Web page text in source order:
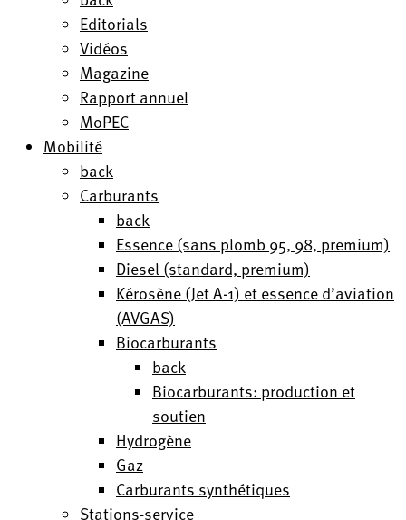
Editorials
Vidéos
Magazine
Rapport annuel
MoPEC
Mobilité
back
Carburants
back
Essence (sans plomb 95, 98, premium)
Diesel (standard, premium)
Kérosène (Jet A-1) et essence d’aviation
(AVGAS)
Biocarburants
back
Biocarburants: production et
soutien
Hydrogène
Gaz
Carburants synthétiques
Stations-service